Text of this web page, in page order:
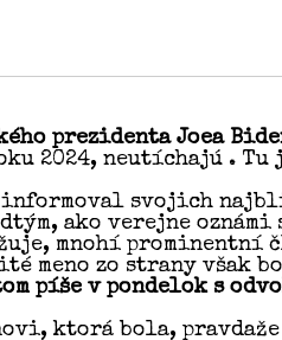
prezidenta Joea
2024, neutíchajú . Tu
svojich
ako verejne
mnohí
meno zo strany však
píše v pondelok s
ktorá bola,